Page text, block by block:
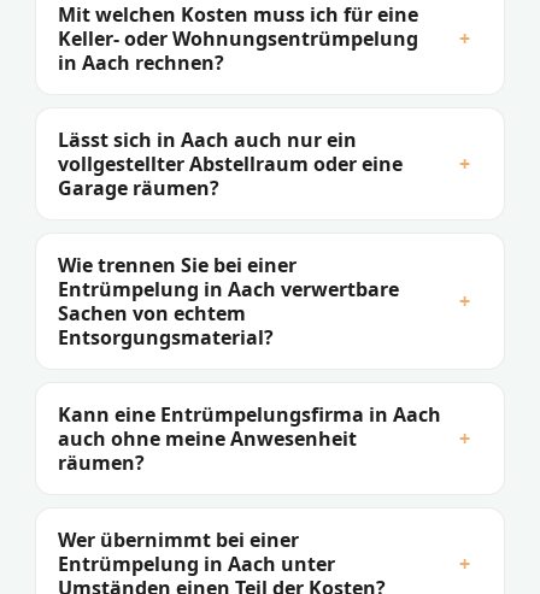
Mit welchen Kosten muss ich für eine
Keller- oder Wohnungsentrümpelung
in Aach rechnen?
+
Lässt sich in Aach auch nur ein
vollgestellter Abstellraum oder eine
Garage räumen?
+
Wie trennen Sie bei einer
Entrümpelung in Aach verwertbare
Sachen von echtem
Entsorgungsmaterial?
+
Kann eine Entrümpelungsfirma in Aach
auch ohne meine Anwesenheit
räumen?
+
Wer übernimmt bei einer
Entrümpelung in Aach unter
Umständen einen Teil der Kosten?
+